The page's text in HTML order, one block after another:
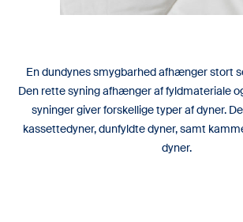
En dundynes smygbarhed afhænger stort
Den rette syning afhænger af fyldmateriale
syninger giver forskellige typer af dyner.
kassettedyner, dunfyldte dyner, samt
dyner.